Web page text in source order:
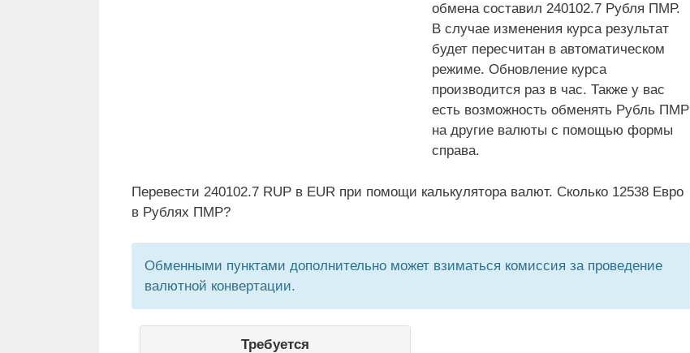
обмена составил 240102.7 Рубля ПМР.
В случае изменения курса результат
будет пересчитан в автоматическом
режиме. Обновление курса
производится раз в час. Также у вас
есть возможность обменять Рубль ПМР
на другие валюты с помощью формы
справа.
Перевести 240102.7 RUP в EUR при помощи калькулятора валют. Сколько 12538 Евро
в Рублях ПМР?
Обменными пунктами дополнительно может взиматься комиссия за проведение
валютной конвертации.
Требуется